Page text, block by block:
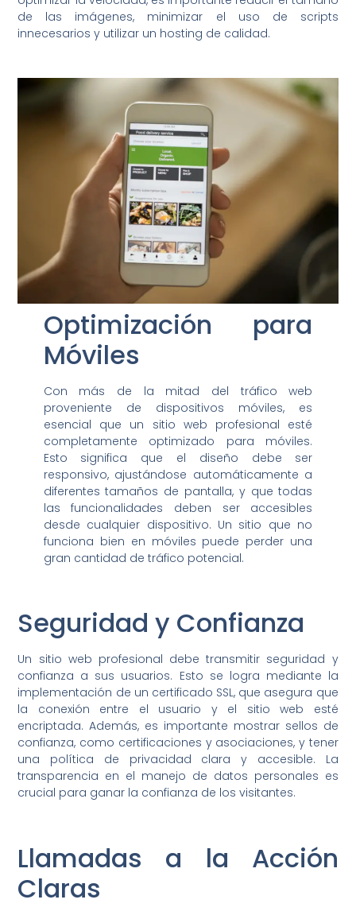
de las imágenes, minimizar el uso de scripts
innecesarios y utilizar un hosting de calidad.
Optimización para
Móviles
Con más de la mitad del tráfico web
proveniente de dispositivos móviles, es
esencial que un sitio web profesional esté
completamente optimizado para móviles.
Esto significa que el diseño debe ser
responsivo, ajustándose automáticamente a
diferentes tamaños de pantalla, y que todas
las funcionalidades deben ser accesibles
desde cualquier dispositivo. Un sitio que no
funciona bien en móviles puede perder una
gran cantidad de tráfico potencial.
Seguridad y Confianza
Un sitio web profesional debe transmitir seguridad y
confianza a sus usuarios. Esto se logra mediante la
implementación de un certificado SSL, que asegura que
la conexión entre el usuario y el sitio web esté
encriptada. Además, es importante mostrar sellos de
confianza, como certificaciones y asociaciones, y tener
una política de privacidad clara y accesible. La
transparencia en el manejo de datos personales es
crucial para ganar la confianza de los visitantes.
Llamadas a la Acción
Claras